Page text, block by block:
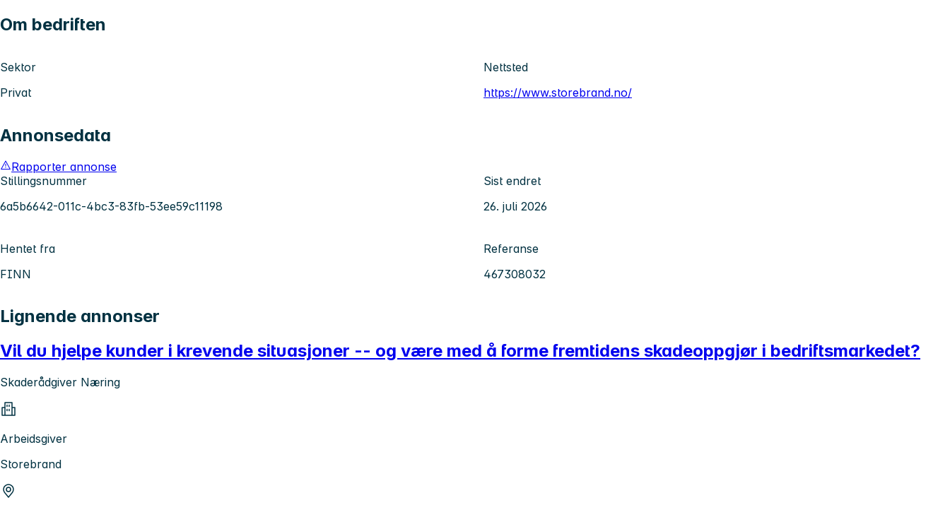
Om bedriften
Sektor
Privat
Nettsted
https://www.storebrand.no/
Annonsedata
Rapporter annonse
Stillingsnummer
6a5b6642-011c-4bc3-83fb-53ee59c11198
Sist endret
26. juli 2026
Hentet fra
FINN
Referanse
467308032
Lignende annonser
Vil du hjelpe kunder i krevende situasjoner -- og være med å forme fremtidens skadeoppgjør i bedriftsmarkedet?
Skaderådgiver Næring
Arbeidsgiver
Storebrand